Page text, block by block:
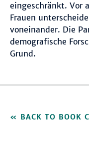
eingeschränkt. Vor
Frauen
voneinander. Die
demografische
Grund.
BACK TO BOOK